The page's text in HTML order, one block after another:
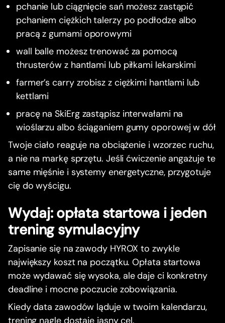
pchanie lub ciągnięcie sań możesz zastąpić
pchaniem ciężkich talerzy po podłodze albo
pracą z gumami oporowymi
wall balle możesz trenować za pomocą
thrusterów z hantlami lub piłkami lekarskimi
farmer’s carry zrobisz z ciężkimi hantlami lub
kettlami
pracę na SkiErg zastąpisz interwałami na
wioślarzu albo ściąganiem gumy oporowej w dół
Twoje ciało reaguje na obciążenie i wzorzec ruchu,
a nie na markę sprzętu. Jeśli ćwiczenie angażuje te
same mięśnie i systemy energetyczne, przygotuje
cię do wyścigu.
Wydaj: opłata startowa i jeden
trening symulacyjny
Zapisanie się na zawody HYROX to zwykle
największy koszt na początku. Opłata startowa
może wydawać się wysoka, ale daje ci konkretny
deadline i mocne poczucie zobowiązania.
Kiedy data zawodów ląduje w twoim kalendarzu,
trening nagle dostaje jasny cel.